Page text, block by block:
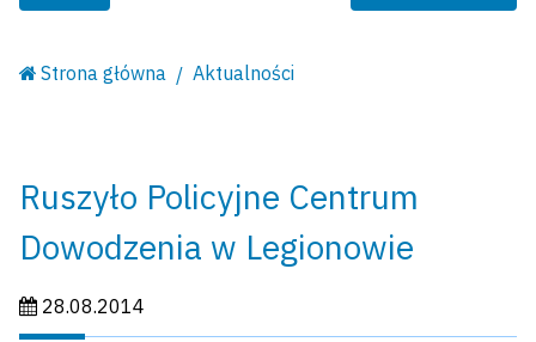
Strona główna Aktualności
Ruszyło Policyjne Centrum
Dowodzenia w Legionowie
Data publikacji:
28.08.2014